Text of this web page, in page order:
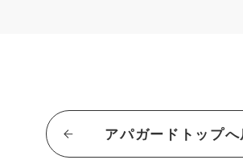
アパガードトップへ